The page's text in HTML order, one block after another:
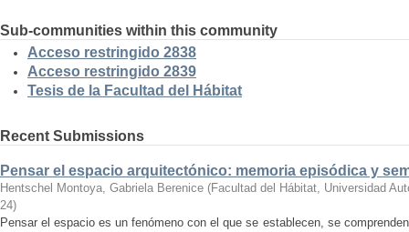
Sub-communities within this community
Acceso restringido 2838
Acceso restringido 2839
Tesis de la Facultad del Hábitat
Recent Submissions
Pensar el espacio arquitectónico: memoria episódica y
Hentschel Montoya, Gabriela Berenice (Facultad del Hábitat, Universidad
24)
Pensar el espacio es un fenómeno con el que se establecen, se